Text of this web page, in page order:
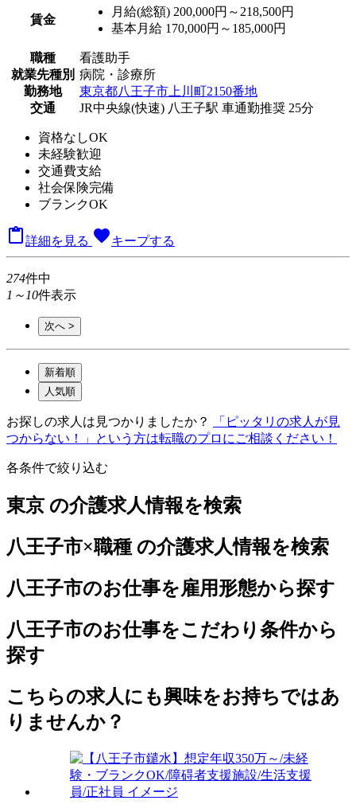
賃金
月給(総額) 200,000円～218,500円
基本月給 170,000円～185,000円
職種
看護助手
就業先種別 病院・診療所
勤務地
東京都八王子市上川町2150番地
交通
JR中央線(快速) 八王子駅 車通勤推奨 25分
資格なしOK
未経験歓迎
交通費支給
社会保険完備
ブランクOK
詳細を見る favoriteキープする
274件中
1～10件表示
次へ >
新着順
人気順
お探しの求人は見つかりましたか？
「ピッタリの求人が見
つからない！」という方は転職のプロにご相談ください！
各条件で絞り込む
東京 の介護求人情報を検索
八王子市×職種 の介護求人情報を検索
八王子市のお仕事を雇用形態から探す
八王子市のお仕事をこだわり条件から
探す
こちらの求人にも興味をお持ちではあ
りませんか？